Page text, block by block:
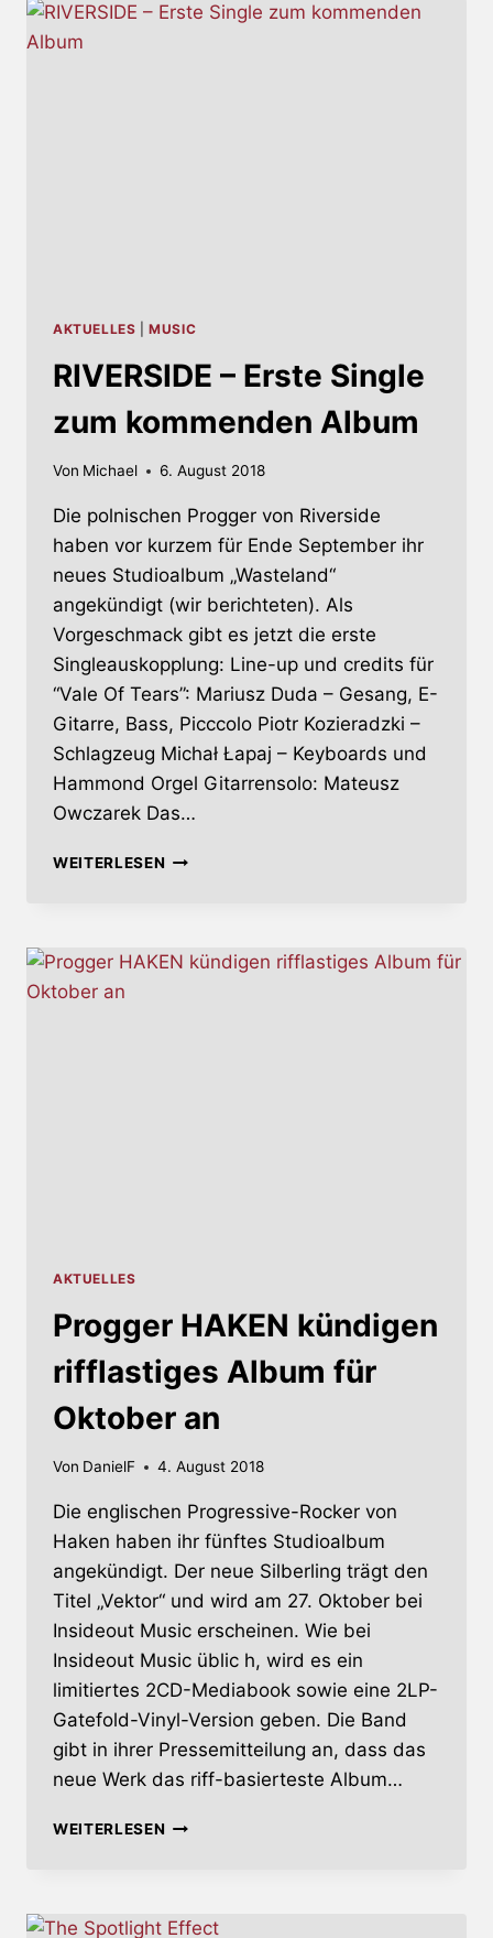
UND
AKTUELLES |MUSIC
RIVERSIDE – Erste Single
zum kommenden Album
Von Michael 6. August 2018
Die polnischen Progger von Riverside
haben vor kurzem für Ende September ihr
neues Studioalbum „Wasteland“
angekündigt (wir berichteten). Als
Vorgeschmack gibt es jetzt die erste
Singleauskopplung: Line-up und credits für
“Vale Of Tears”: Mariusz Duda – Gesang, E-
Gitarre, Bass, Picccolo Piotr Kozieradzki –
Schlagzeug Michał Łapaj – Keyboards und
Hammond Orgel Gitarrensolo: Mateusz
Owczarek Das…
WEITERLESENRIVERSIDE
KOMMENDEN
AKTUELLES
Progger HAKEN kündigen
rifflastiges Album für
Oktober an
Von DanielF 4. August 2018
Die englischen Progressive-Rocker von
Haken haben ihr fünftes Studioalbum
angekündigt. Der neue Silberling trägt den
Titel „Vektor“ und wird am 27. Oktober bei
Insideout Music erscheinen. Wie bei
Insideout Music üblic h, wird es ein
limitiertes 2CD-Mediabook sowie eine 2LP-
Gatefold-Vinyl-Version geben. Die Band
gibt in ihrer Pressemitteilung an, dass das
neue Werk das riff-basierteste Album…
WEITERLESENPROGGER
ALBUM